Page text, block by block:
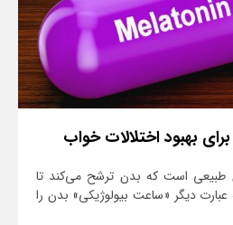
بهبود اختلالات خواب
طبیعی است که بدن ترشح می­‌کند تا
دیگر «ساعت بیولوژیکی» بدن را